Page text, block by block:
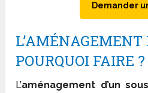
Demander
L’AMÉNAGEMENT
POURQUOI FAIRE ?
L’aménagement d’un